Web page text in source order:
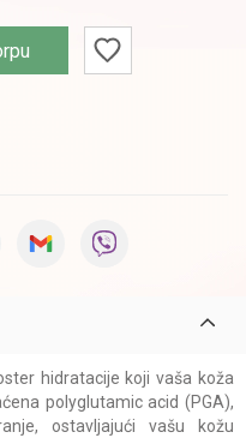
hidratacije koji vaša koža
polyglutamic acid (PGA),
ostavljajući vašu kožu